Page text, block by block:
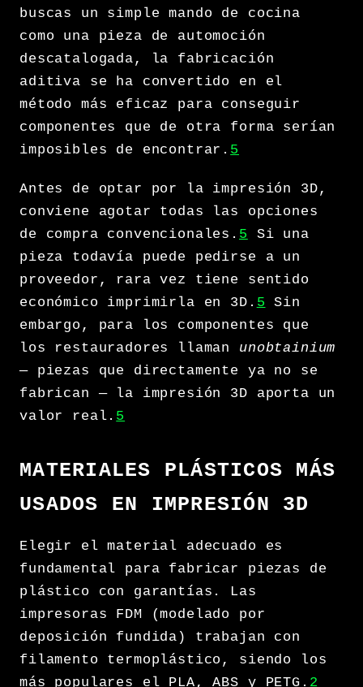
buscas un simple mando de cocina
como una pieza de automoción
descatalogada, la fabricación
aditiva se ha convertido en el
método más eficaz para conseguir
componentes que de otra forma serían
imposibles de encontrar. 5
Antes de optar por la impresión 3D,
conviene agotar todas las opciones
de compra convencionales. 5 Si una
pieza todavía puede pedirse a un
proveedor, rara vez tiene sentido
económico imprimirla en 3D. 5 Sin
embargo, para los componentes que
los restauradores llaman unobtainium
— piezas que directamente ya no se
fabrican — la impresión 3D aporta un
valor real. 5
MATERIALES PLÁSTICOS MÁS
USADOS EN IMPRESIÓN 3D
Elegir el material adecuado es
fundamental para fabricar piezas de
plástico con garantías. Las
impresoras FDM (modelado por
deposición fundida) trabajan con
filamento termoplástico, siendo los
más populares el PLA, ABS y PETG. 2